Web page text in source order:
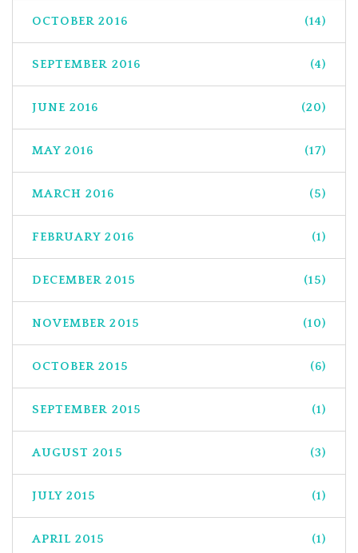
OCTOBER 2016 (14)
SEPTEMBER 2016 (4)
JUNE 2016 (20)
MAY 2016 (17)
MARCH 2016 (5)
FEBRUARY 2016 (1)
DECEMBER 2015 (15)
NOVEMBER 2015 (10)
OCTOBER 2015 (6)
SEPTEMBER 2015 (1)
AUGUST 2015 (3)
JULY 2015 (1)
APRIL 2015 (1)